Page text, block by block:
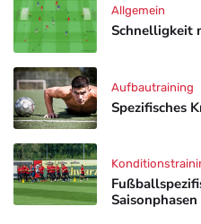
Schnelligkeit
Allgemein
Spezifisches
Aufbautraining
Saisonphasen